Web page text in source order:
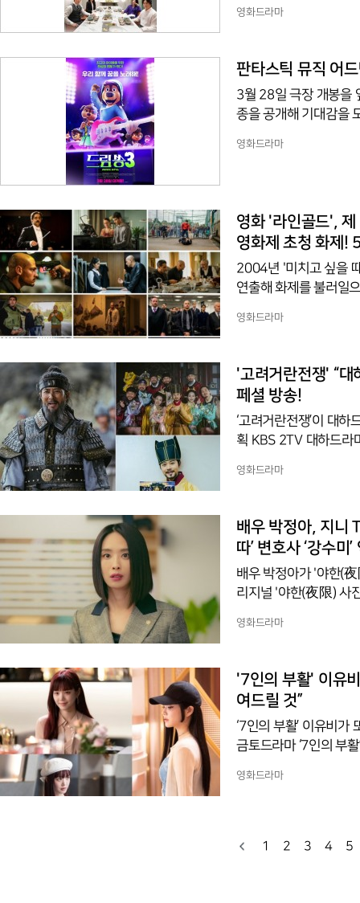
서로 다른 신념의 두
스 국제영화제, 프리부
을 받고 있다. 먼저 '보
영화드라마
판타스틱 뮤직 어
3월 28일 극장 개봉을
종을 공개해 기대감을
나무 ‘K-나인’이 오디
전’의 다음 코치가 될
영화드라마
영화 '라인골드',
영화제 초청 화제!
2004년 '미치고 싶을
연출해 화제를 불러일
크라야 / 감독: 파티 아
'라인골드'는 독일의 음
1979년 이란. 클래식
영화드라마
'고려거란전쟁' “대
페셜 방송!
‘고려거란전쟁’이 대
획 KBS 2TV 대하드라
배 분)이 이끄는 거란
며 안방극장에 뜨거운
국 가구 기준)로 자체
영화드라마
배우 박정아, 지니
따’ 변호사 ‘강수미’
배우 박정아가 '야한(
리지널 '야한(夜限) 사
사와 열혈 변호사가 서
격하다가도 필요한 순
강렬한 임팩트를 선사
영화드라마
'7인의 부활' 이유
여드릴 것”
‘7인의 부활’ 이유비
금토드라마 ‘7인의 부
했다. 돌연 벼랑 끝에
할지 시즌 2에 대한 시
영화드라마
1 2 3 4 5